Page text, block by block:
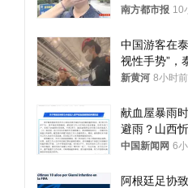
南方都市报 10
中国游客在
视性手势”，
调查，对责
新黄河 8小时前
献血屋暴雨
避雨？山西
中国新闻网 6
阿根廷足协